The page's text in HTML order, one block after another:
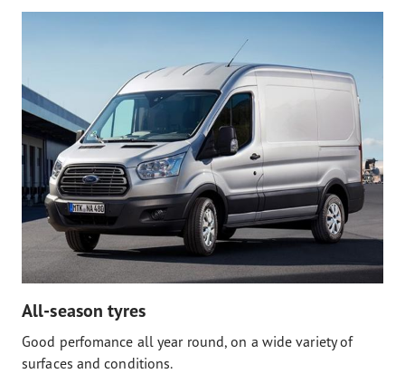
All-season tyres
Good perfomance all year round, on a wide variety of
surfaces and conditions.